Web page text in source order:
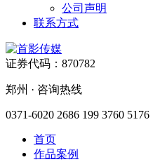
公司声明
联系方式
证券代码：870782
郑州 · 咨询热线
0371-6020 2686 199 3760 5176
首页
作品案例